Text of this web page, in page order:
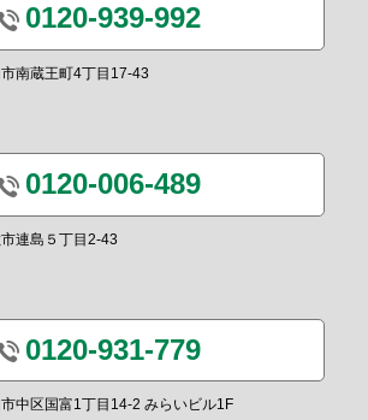
0120-939-992
南蔵王町4丁目17-43
0120-006-489
連島５丁目2-43
0120-931-779
中区国富1丁目14-2 みらいビル1F